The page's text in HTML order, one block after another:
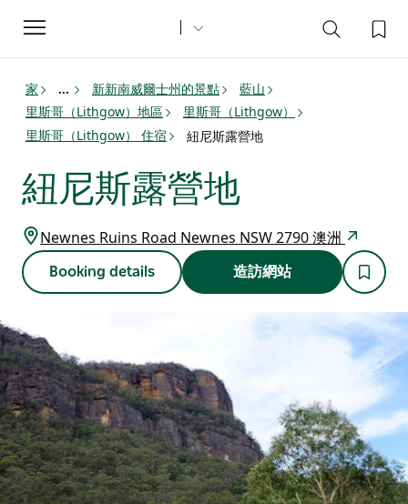
Toggle
navigation
家 ... 新新南威爾士州的景點
藍山
里斯哥（Lithgow）地區
里斯哥（Lithgow）
里斯哥（Lithgow） 住宿
紐尼斯露營地
紐尼斯露營地
Newnes Ruins Road Newnes NSW 2790 澳洲
Booking details 造訪網站